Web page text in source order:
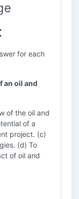
for each
an oil and
of the oil and
of a
project. (c)
(d) To
of oil and